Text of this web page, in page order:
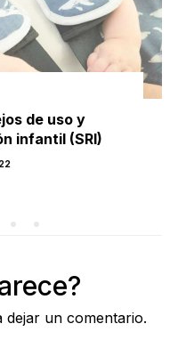
de uso y
infantil (SRI)
dejar un comentario.